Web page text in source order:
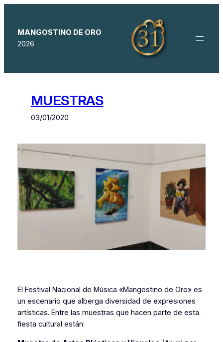
contenido
MANGOSTINO DE ORO
2026
MUESTRAS
03/01/2020
El Festival Nacional de Música «Mangostino de Oro» es
un escenario que alberga diversidad de expresiones
artísticas. Entre las muestras que hacen parte de esta
fiesta cultural están: